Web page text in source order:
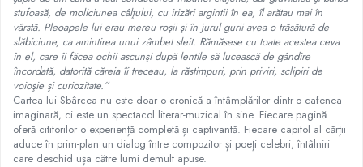
stufoasă, de moliciunea câlţului, cu irizări argintii în ea, îl arătau mai în
vârstă. Pleoapele lui erau mereu roşii şi în jurul gurii avea o trăsătură de
slăbiciune, ca amintirea unui zâmbet sleit. Rămăsese cu toate acestea ceva
în el, care îi făcea ochii ascunşi după lentile să lucească de gândire
încordată, datorită căreia îi treceau, la răstimpuri, prin priviri, sclipiri de
voioşie şi curiozitate.”
Cartea lui Sbârcea nu este doar o cronică a întâmplărilor dintr-o cafenea
imaginară, ci este un spectacol literar-muzical în sine. Fiecare pagină
oferă cititorilor o experiență completă și captivantă. Fiecare capitol al cărții
aduce în prim-plan un dialog între compozitor și poeți celebri, întâlniri
care deschid ușa către lumi demult apuse.